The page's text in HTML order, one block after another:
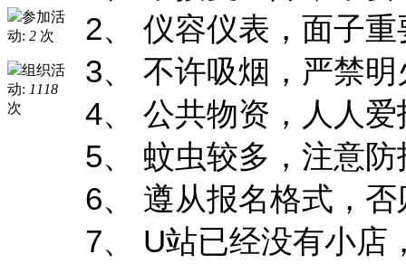
参加活
动: 2 次
组织活
动: 1118
次
2、
仪容仪表，面子重
3、
不许吸烟，严禁明
4、
公共物资，人人爱
5、
蚊虫较多，注意防
6、
遵从报名格式，
7、 U站已经没有小店